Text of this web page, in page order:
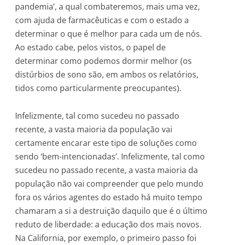
pandemia’, a qual combateremos, mais uma vez,
com ajuda de farmacêuticas e com o estado a
determinar o que é melhor para cada um de nós.
Ao estado cabe, pelos vistos, o papel de
determinar como podemos dormir melhor (os
distúrbios de sono são, em ambos os relatórios,
tidos como particularmente preocupantes).
Infelizmente, tal como sucedeu no passado
recente, a vasta maioria da população vai
certamente encarar este tipo de soluções como
sendo ‘bem-intencionadas’. Infelizmente, tal como
sucedeu no passado recente, a vasta maioria da
população não vai compreender que pelo mundo
fora os vários agentes do estado há muito tempo
chamaram a si a destruição daquilo que é o último
reduto de liberdade: a educação dos mais novos.
Na California, por exemplo, o primeiro passo foi